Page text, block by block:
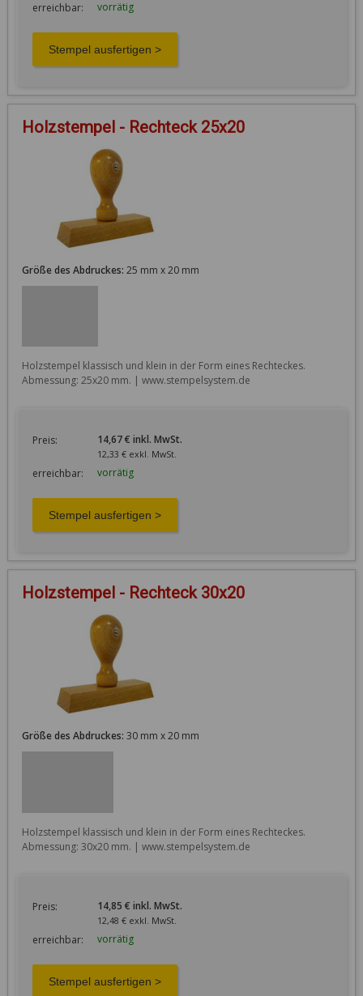
erreichbar: vorrätig
Holzstempel - Rechteck 25x20
Größe des Abdruckes: 25 mm x 20 mm
Holzstempel klassisch und klein in der Form eines Rechteckes.
Abmessung: 25x20 mm. | www.stempelsystem.de
Preis: 14,67 € inkl. MwSt.
12,33 € exkl. MwSt.
erreichbar: vorrätig
Holzstempel - Rechteck 30x20
Größe des Abdruckes: 30 mm x 20 mm
Holzstempel klassisch und klein in der Form eines Rechteckes.
Abmessung: 30x20 mm. | www.stempelsystem.de
Preis: 14,85 € inkl. MwSt.
12,48 € exkl. MwSt.
erreichbar: vorrätig